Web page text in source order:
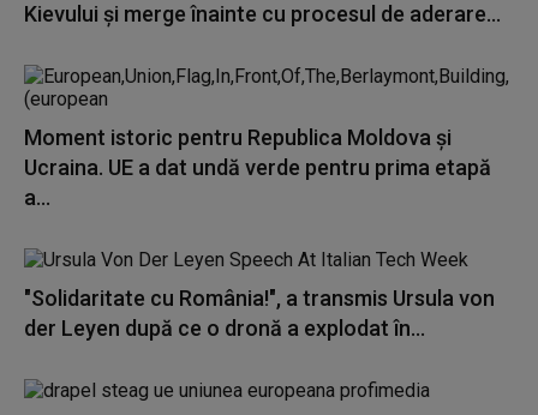
Kievului şi merge înainte cu procesul de aderare...
Moment istoric pentru Republica Moldova și
Ucraina. UE a dat undă verde pentru prima etapă
a...
"Solidaritate cu România!", a transmis Ursula von
der Leyen după ce o dronă a explodat în...